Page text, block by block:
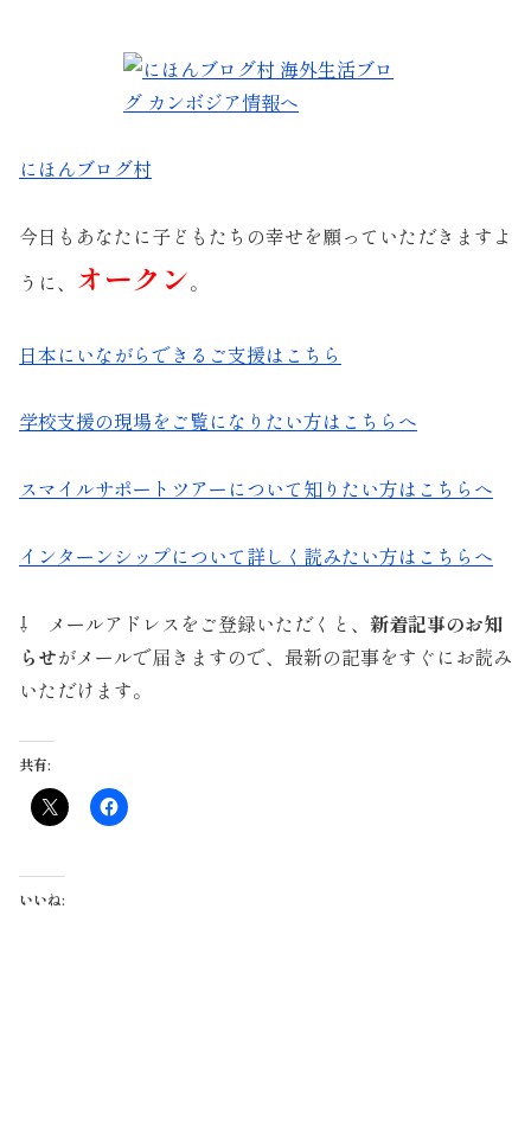
にほんブログ村
今日もあなたに子どもたちの幸せを願っていただきますよ
うに、 オークン。
日本にいながらできるご支援はこちら
学校支援の現場をご覧になりたい方はこちらへ
スマイルサポートツアーについて知りたい方はこちらへ
インターンシップについて詳しく読みたい方はこちらへ
⇩ メールアドレスをご登録いただくと、 新着記事のお知
らせがメールで届きますので、最新の記事をすぐにお読み
いただけます。
共有:
いいね: